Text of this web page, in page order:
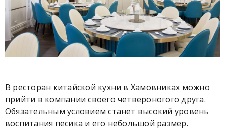
В ресторан китайской кухни в Хамовниках можно
прийти в компании своего четвероногого друга.
Обязательным условием станет высокий уровень
воспитания песика и его небольшой размер.